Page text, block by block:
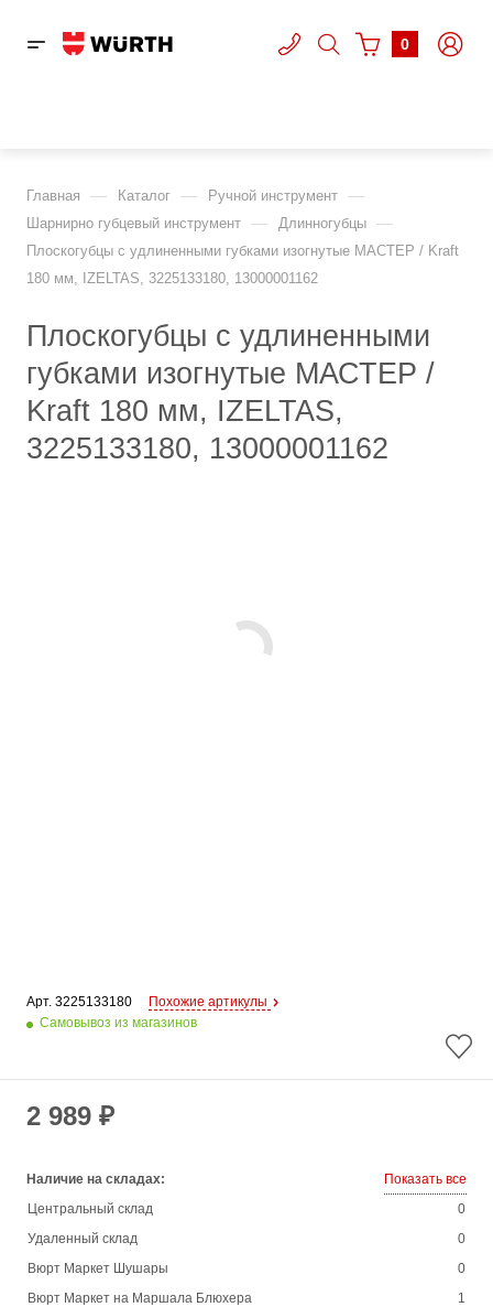
0
Главная — Каталог — Ручной инструмент —
Шарнирно губцевый инструмент — Длинногубцы —
Плоскогубцы с удлиненными губками изогнутые МАСТЕР / Kraft
180 мм, IZELTAS, 3225133180, 13000001162
Плоскогубцы с удлиненными
губками изогнутые МАСТЕР /
Kraft 180 мм, IZELTAS,
3225133180, 13000001162
Арт. 3225133180
Похожие артикулы
Самовывоз из магазинов
2 989 ₽
Наличие на складах:
Показать все
Центральный склад
0
Удаленный склад
0
Вюрт Маркет Шушары
0
Вюрт Маркет на Маршала Блюхера
1